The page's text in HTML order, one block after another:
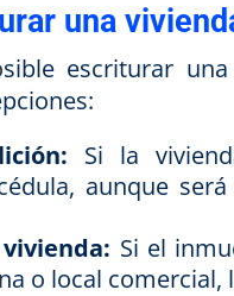
una
escriturar
Si la
aunque
Si el
o local